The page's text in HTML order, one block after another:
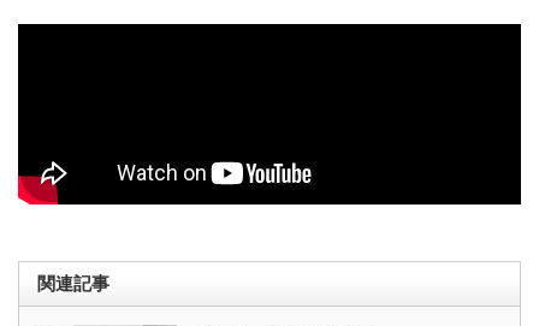
関連記事